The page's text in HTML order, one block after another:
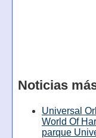
Noticias
Universal
World Of
parque